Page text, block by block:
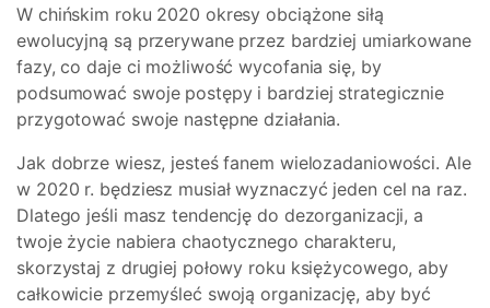
W chińskim roku 2020 okresy obciążone siłą
ewolucyjną są przerywane przez bardziej umiarkowane
fazy, co daje ci możliwość wycofania się, by
podsumować swoje postępy i bardziej strategicznie
przygotować swoje następne działania.
Jak dobrze wiesz, jesteś fanem wielozadaniowości. Ale
w 2020 r. będziesz musiał wyznaczyć jeden cel na raz.
Dlatego jeśli masz tendencję do dezorganizacji, a
twoje życie nabiera chaotycznego charakteru,
skorzystaj z drugiej połowy roku księżycowego, aby
całkowicie przemyśleć swoją organizację, aby być